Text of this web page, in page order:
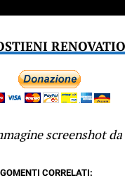
screenshot da
CORRELATI: